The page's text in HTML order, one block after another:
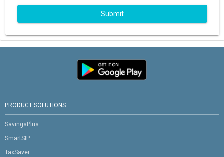
Submit
PRODUCT SOLUTIONS
SavingsPlus
SmartSIP
TaxSaver